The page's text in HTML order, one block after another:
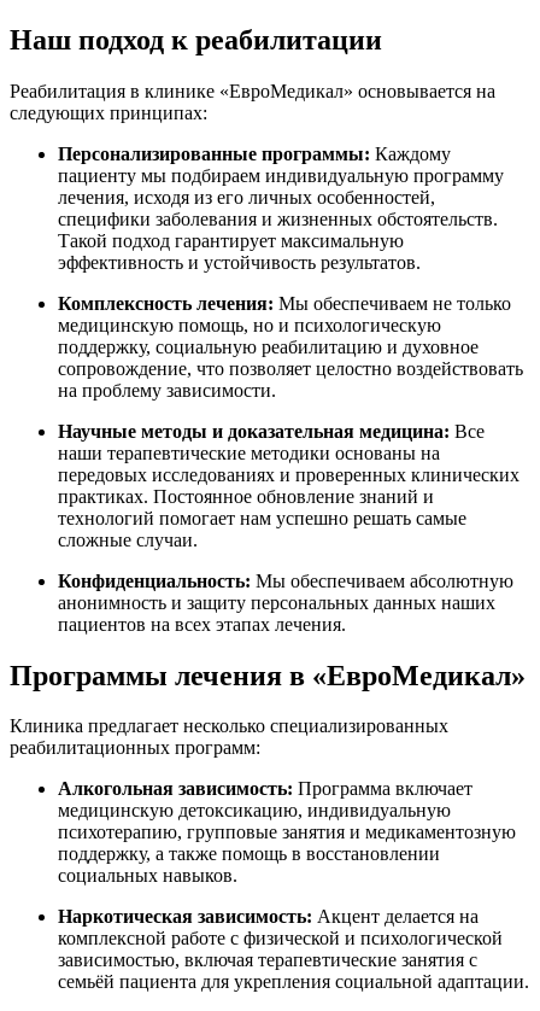
Наш подход к реабилитации
Реабилитация в клинике «ЕвроМедикал» основывается на
следующих принципах:
Персонализированные программы: Каждому
пациенту мы подбираем индивидуальную программу
лечения, исходя из его личных особенностей,
специфики заболевания и жизненных обстоятельств.
Такой подход гарантирует максимальную
эффективность и устойчивость результатов.
Комплексность лечения: Мы обеспечиваем не только
медицинскую помощь, но и психологическую
поддержку, социальную реабилитацию и духовное
сопровождение, что позволяет целостно воздействовать
на проблему зависимости.
Научные методы и доказательная медицина: Все
наши терапевтические методики основаны на
передовых исследованиях и проверенных клинических
практиках. Постоянное обновление знаний и
технологий помогает нам успешно решать самые
сложные случаи.
Конфиденциальность: Мы обеспечиваем абсолютную
анонимность и защиту персональных данных наших
пациентов на всех этапах лечения.
Программы лечения в «ЕвроМедикал»
Клиника предлагает несколько специализированных
реабилитационных программ:
Алкогольная зависимость: Программа включает
медицинскую детоксикацию, индивидуальную
психотерапию, групповые занятия и медикаментозную
поддержку, а также помощь в восстановлении
социальных навыков.
Наркотическая зависимость: Акцент делается на
комплексной работе с физической и психологической
зависимостью, включая терапевтические занятия с
семьёй пациента для укрепления социальной адаптации.